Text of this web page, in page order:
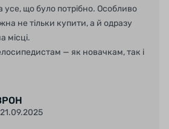
що було потрібно. Особливо
не тільки купити, а й одразу
місці.
— як новачкам, так і
21.09.2025